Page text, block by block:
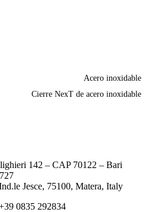
Acero inoxidable
Cierre NexT de acero inoxidable
142 – CAP 70122 – Bari
Jesce, 75100, Matera, Italy
0835 292834